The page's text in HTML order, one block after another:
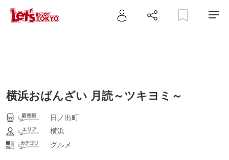
横浜おばんざい 月読～ツキヨミ～
日ノ出町
横浜
グルメ